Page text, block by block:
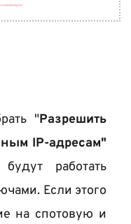
"Разрешить
IP-адресам"
работать
Если этого
на спотовую и